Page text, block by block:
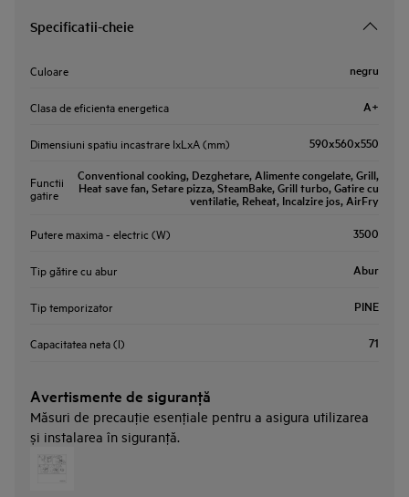
Specificatii-cheie
Culoare negru
Clasa de eficienta energetica A+
Dimensiuni spatiu incastrare IxLxA (mm) 590x560x550
Functii
gatire
Conventional cooking, Dezghetare, Alimente congelate, Grill,
Heat save fan, Setare pizza, SteamBake, Grill turbo, Gatire cu
ventilatie, Reheat, Incalzire jos, AirFry
Putere maxima - electric (W) 3500
Tip gătire cu abur Abur
Tip temporizator PINE
Capacitatea neta (l) 71
Avertismente de siguranţă
Măsuri de precauţie esenţiale pentru a asigura utilizarea
și instalarea în siguranţă.